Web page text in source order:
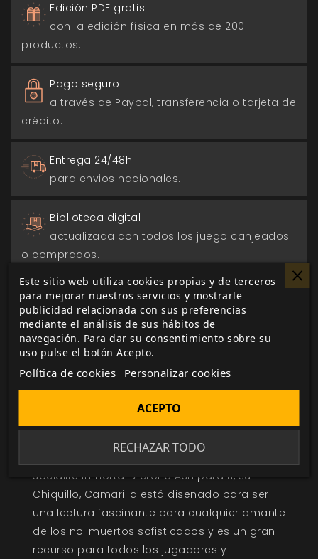
Edición PDF gratis
con la edición física en más de 200
productos.
Pago seguro
a través de Paypal, transferencia o tarjeta de
crédito.
Entrega 24/48h
para envios nacionales.
Biblioteca digital
actualizada con todos los juego canjeados
o comprados.
DESCRIPCIÓN
Bienvenido a la guía definitiva de la Camarilla,
la más aterradora sociedad secreta que la
socialite inmortal Victoria Ash para ti, su
Chiquillo, Camarilla está diseñado para ser
una lectura fascinante para cualquier amante
de los no-muertos sofisticados y es un gran
recurso para todos los jugadores y
Este sitio web utiliza cookies propias y de terceros
para mejorar nuestros servicios y mostrarle
publicidad relacionada con sus preferencias
mediante el análisis de sus hábitos de
navegación. Para dar su consentimiento sobre su
uso pulse el botón Acepto.
Política de cookies Personalizar cookies
RECHAZAR TODO
ACEPTO